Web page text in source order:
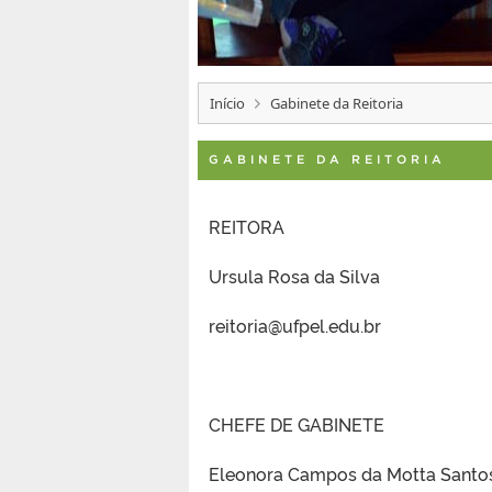
Início Gabinete da Reitoria
GABINETE DA REITORIA
REITORA
Ursula Rosa da Silva
reitoria@ufpel.edu.br
CHEFE DE GABINETE
Eleonora Campos da Motta